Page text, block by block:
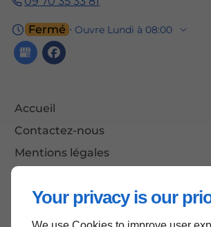
Your privacy is our
Fermé ⋅ Ouvre Lundi à 08:00
Accueil
Contactez-nous
Mentions légales